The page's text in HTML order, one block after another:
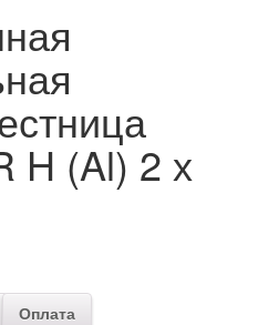
H (Al) 2 х
Оплата